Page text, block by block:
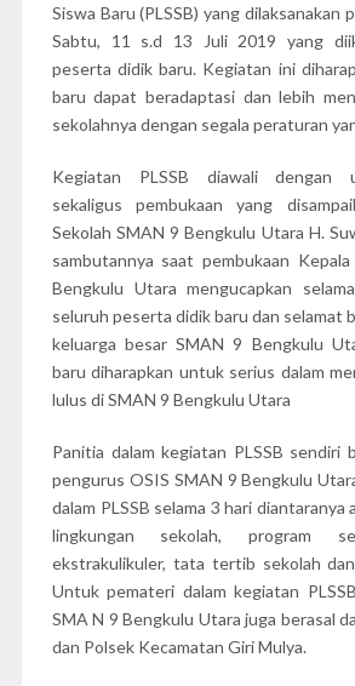
Siswa Baru (PLSSB) yang dilaksanakan
Sabtu, 11 s.d 13 Juli 2019 yang
peserta didik baru. Kegiatan ini
baru dapat beradaptasi dan lebih
sekolahnya dengan segala peraturan
Kegiatan PLSSB diawali dengan
sekaligus pembukaan yang
Sekolah SMAN 9 Bengkulu Utara H.
sambutannya saat pembukaan
Bengkulu Utara mengucapkan
seluruh peserta didik baru dan selamat
keluarga besar SMAN 9 Bengkulu
baru diharapkan untuk serius dalam
lulus di SMAN 9 Bengkulu Utara
Panitia dalam kegiatan PLSSB sendiri
pengurus OSIS SMAN 9 Bengkulu
dalam PLSSB selama 3 hari diantaranya
lingkungan sekolah, program
ekstrakulikuler, tata tertib sekolah
Untuk pemateri dalam kegiatan
SMA N 9 Bengkulu Utara juga berasal
dan Polsek Kecamatan Giri Mulya.